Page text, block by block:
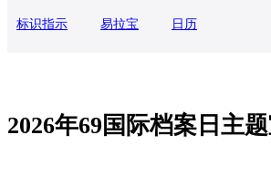
标识指示 易拉宝 日历
2026年69国际档案日主